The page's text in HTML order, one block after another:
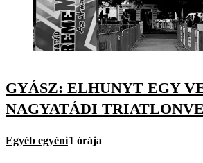
GYÁSZ: ELHUNYT EGY
NAGYATÁDI
Egyéb egyéni1 órája